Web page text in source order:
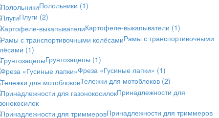
Полольники (1)
Плуги (2)
Картофеле-выкапыватели (1)
Рамы с транспортивочными
(1)
Грунтозацепы (1)
Фреза «Гусиные лапки» (1)
Тележки для мотоблоков (2)
Принадлежности для
Принадлежности для триммеров